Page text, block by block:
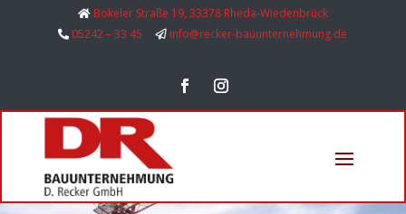
Bokeler Straße 19, 33378 Rheda-Wiedenbrück
05242 – 33 45
info@recker-bauunternehmung.de